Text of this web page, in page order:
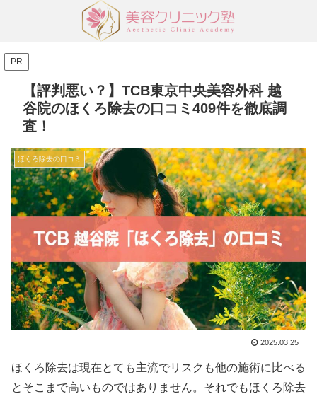
PR
【評判悪い？】TCB東京中央美容外科 越
谷院のほくろ除去の口コミ409件を徹底調
査！
ほくろ除去の口コミ
2025.03.25
ほくろ除去は現在とても主流でリスクも他の施術に比べる
とそこまで高いものではありません。それでもほくろ除去